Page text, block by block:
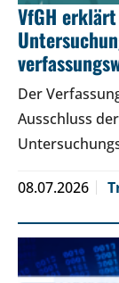
VfGH
Der
Ausschluss
08.07.2026